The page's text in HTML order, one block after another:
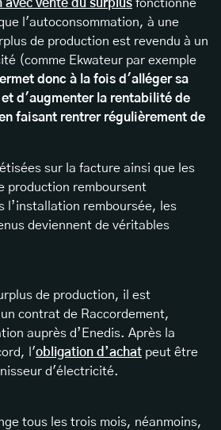
avec vente du surplus fonctionne
l'autoconsommation, à une
de production est revendu à un
(comme Ekwateur par exemple
donc à la fois d'alléger sa
d'augmenter la rentabilité de
faisant rentrer régulièrement de
sur la facture ainsi que les
production remboursent
l’installation remboursée, les
deviennent de véritables
de production, il est
contrat de Raccordement,
auprès d’Enedis. Après la
l'obligation d’achat peut être
d'électricité.
tous les trois mois, néanmoins,